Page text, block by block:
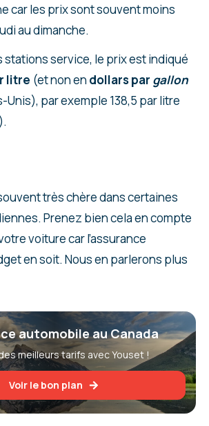
car les prix sont souvent moins
au dimanche.
stations service, le prix est indiqué
litre (et non en dollars par gallon
Unis), par exemple 138,5 par litre
très chère dans certaines
Prenez bien cela en compte
voiture car l’assurance
en soit. Nous en parlerons plus
automobile au Canada
meilleurs tarifs avec Youset !
Voir le bon plan